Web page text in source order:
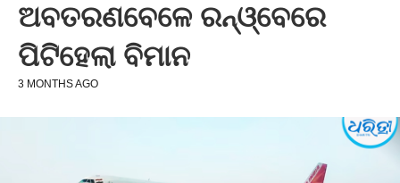
ଅବତରଣବେଳେ ରନ୍‌ଓ୍ବେରେ
ପିଟିହେଲା ବିମାନ
3 MONTHS AGO